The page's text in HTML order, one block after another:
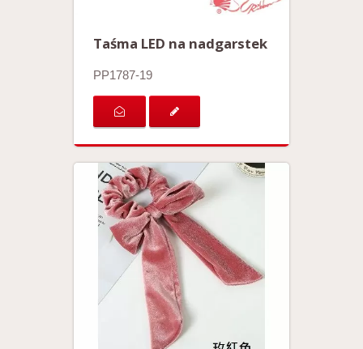
Taśma LED na nadgarstek
PP1787-19